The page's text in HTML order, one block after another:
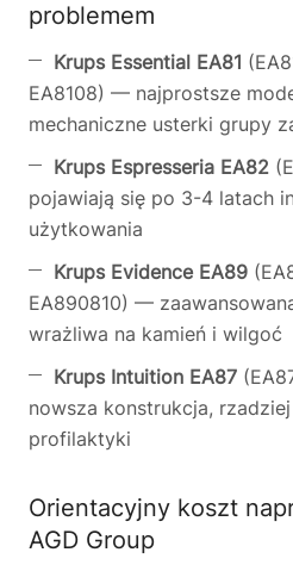
problemem
Krups Essential EA81
EA8108) — najprostsze
mechaniczne usterki grupy
Krups Espresseria EA82
pojawiają się po 3-4 latach
użytkowania
Krups Evidence EA89
EA890810) —
wrażliwa na kamień i wilgoć
Krups Intuition EA87
nowsza konstrukcja,
profilaktyki
Orientacyjny koszt
AGD Group